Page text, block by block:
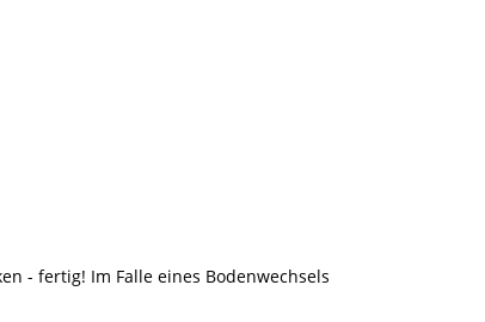
- fertig! Im Falle eines Bodenwechsels